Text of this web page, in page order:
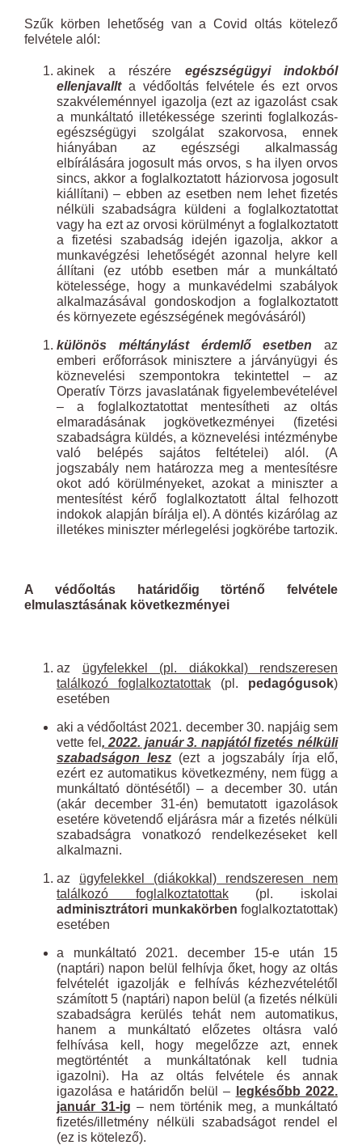
Szűk körben lehetőség van a Covid oltás kötelező
felvétele alól:
akinek a részére egészségügyi indokból
ellenjavallta védőoltás felvétele és ezt orvos
szakvéleménnyel igazolja (ezt az igazolást csak
a munkáltató illetékessége szerinti foglalkozás-
egészségügyi szolgálat szakorvosa, ennek
hiányában az egészségi alkalmasság
elbírálására jogosult más orvos, s ha ilyen orvos
sincs, akkor a foglalkoztatott háziorvosa jogosult
kiállítani) – ebben az esetben nem lehet fizetés
nélküli szabadságra küldeni a foglalkoztatottat
vagy ha ezt az orvosi körülményt a foglalkoztatott
a fizetési szabadság idején igazolja, akkor a
munkavégzési lehetőségét azonnal helyre kell
állítani (ez utóbb esetben már a munkáltató
kötelessége, hogy a munkavédelmi szabályok
alkalmazásával gondoskodjon a foglalkoztatott
és környezete egészségének megóvásáról)
különös méltánylást érdemlő esetben az
emberi erőforrások minisztere a járványügyi és
köznevelési szempontokra tekintettel – az
Operatív Törzs javaslatának figyelembevételével
– a foglalkoztatottat mentesítheti az oltás
elmaradásának jogkövetkezményei (fizetési
szabadságra küldés, a köznevelési intézménybe
való belépés sajátos feltételei) alól. (A
jogszabály nem határozza meg a mentesítésre
okot adó körülményeket, azokat a miniszter a
mentesítést kérő foglalkoztatott által felhozott
indokok alapján bírálja el). A döntés kizárólag az
illetékes miniszter mérlegelési jogkörébe tartozik.
A védőoltás határidőig történő felvétele
elmulasztásának következményei
az ügyfelekkel (pl. diákokkal) rendszeresen
találkozó foglalkoztatottak (pl. pedagógusok)
esetében
aki a védőoltást 2021. december 30. napjáig sem
vette fel , 2022. január 3. napjától fizetés nélküli
szabadságon lesz (ezt a jogszabály írja elő,
ezért ez automatikus következmény, nem függ a
munkáltató döntésétől) – a december 30. után
(akár december 31-én) bemutatott igazolások
esetére követendő eljárásra már a fizetés nélküli
szabadságra vonatkozó rendelkezéseket kell
alkalmazni.
az ügyfelekkel (diákokkal) rendszeresen nem
találkozó foglalkoztatottak(pl. iskolai
adminisztrátori munkakörben foglalkoztatottak)
esetében
a munkáltató 2021. december 15-e után 15
(naptári) napon belül felhívja őket, hogy az oltás
felvételét igazolják e felhívás kézhezvételétől
számított 5 (naptári) napon belül (a fizetés nélküli
szabadságra kerülés tehát nem automatikus,
hanem a munkáltató előzetes oltásra való
felhívása kell, hogy megelőzze azt, ennek
megtörténtét a munkáltatónak kell tudnia
igazolni). Ha az oltás felvétele és annak
igazolása e határidőn belül –
legkésőbb 2022.
január 31-ig – nem történik meg, a munkáltató
fizetés/illetmény nélküli szabadságot rendel el
(ez is kötelező).